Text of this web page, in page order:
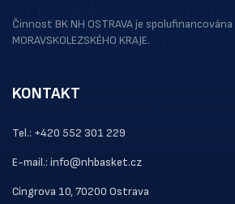
Činnost BK NH OSTRAVA je
MORAVSKOLEZSKÉHO KRAJE.
KONTAKT
Tel.: +420 552 301 229
E-mail.: info@nhbasket.cz
Cingrova 10, 70200 Ostrava